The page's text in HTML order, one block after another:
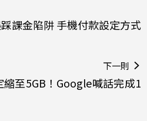
課金陷阱 手機付款設定方式
下一則
至5GB！Google喊話完成1